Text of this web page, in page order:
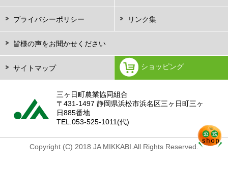
プライバシーポリシー リンク集
皆様の声をお聞かせください
サイトマップ ショッピング
三ヶ日町農業協同組合
〒431-1497 静岡県浜松市浜名区三ヶ日町三ヶ
日885番地
TEL.053-525-1011(代)
Copyright (C) 2018 JA MIKKABI.All Rights Reserved.